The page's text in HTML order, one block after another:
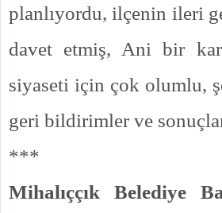
planlıyordu, ilçenin ileri
davet etmiş, Ani bir
siyaseti için çok olumlu,
geri bildirimler ve
***
Mihalıççık Belediye